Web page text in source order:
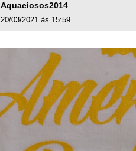
Aquaeiosos2014
20/03/2021 às 15:59